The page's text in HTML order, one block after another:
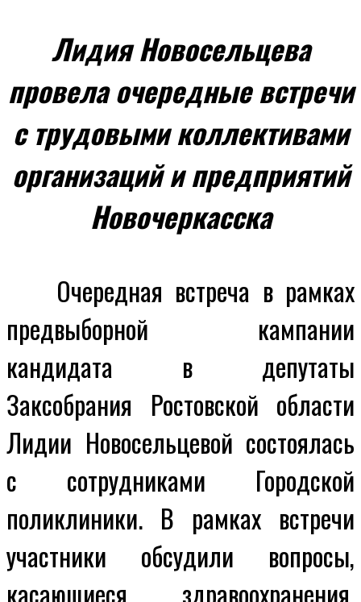
Лидия Новосельцева
провела очередные встречи
с трудовыми коллективами
организаций и предприятий
Новочеркасска
Очередная встреча в рамках
предвыборной кампании
кандидата в депутаты
Заксобрания Ростовской области
Лидии Новосельцевой состоялась
с сотрудниками Городской
поликлиники. В рамках встречи
участники обсудили вопросы,
касающиеся здравоохранения,